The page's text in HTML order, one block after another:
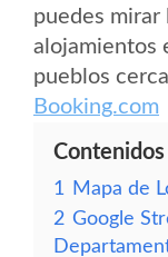
puedes mirar
alojamientos
pueblos
Booking.com
Contenidos
1
Mapa de
2 Google